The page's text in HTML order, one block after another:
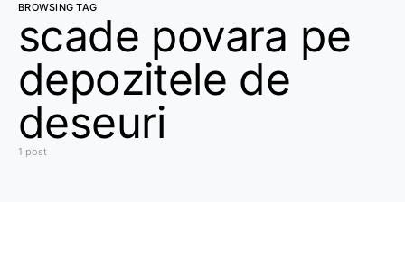
BROWSING TAG
scade povara pe
depozitele de
deseuri
1 post